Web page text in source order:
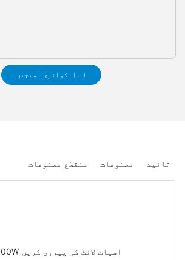
اب انکوائری بھیجیں
تائید مصنوعات منقطع مصنوعات